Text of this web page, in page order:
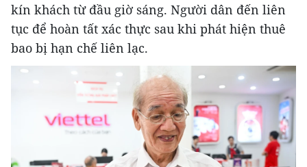
kín khách từ đầu giờ sáng. Người dân đến liên
tục để hoàn tất xác thực sau khi phát hiện thuê
bao bị hạn chế liên lạc.